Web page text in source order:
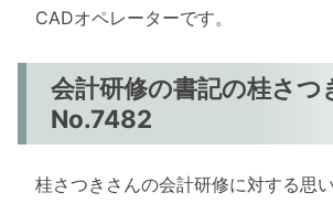
CADオペレーターです。
会計研修の書記の桂さつ
No.7482
桂さつきさんの会計研修に対する思